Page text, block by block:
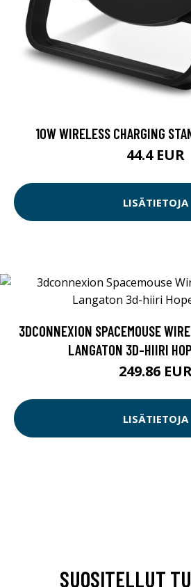
10W WIRELESS CHARGING
44.4 EUR
LISÄTIETOJA
3DCONNEXION SPACEMOUSE
LANGATON 3D-HIIRI
249.86
LISÄTIETOJA
SUOSITELLUT